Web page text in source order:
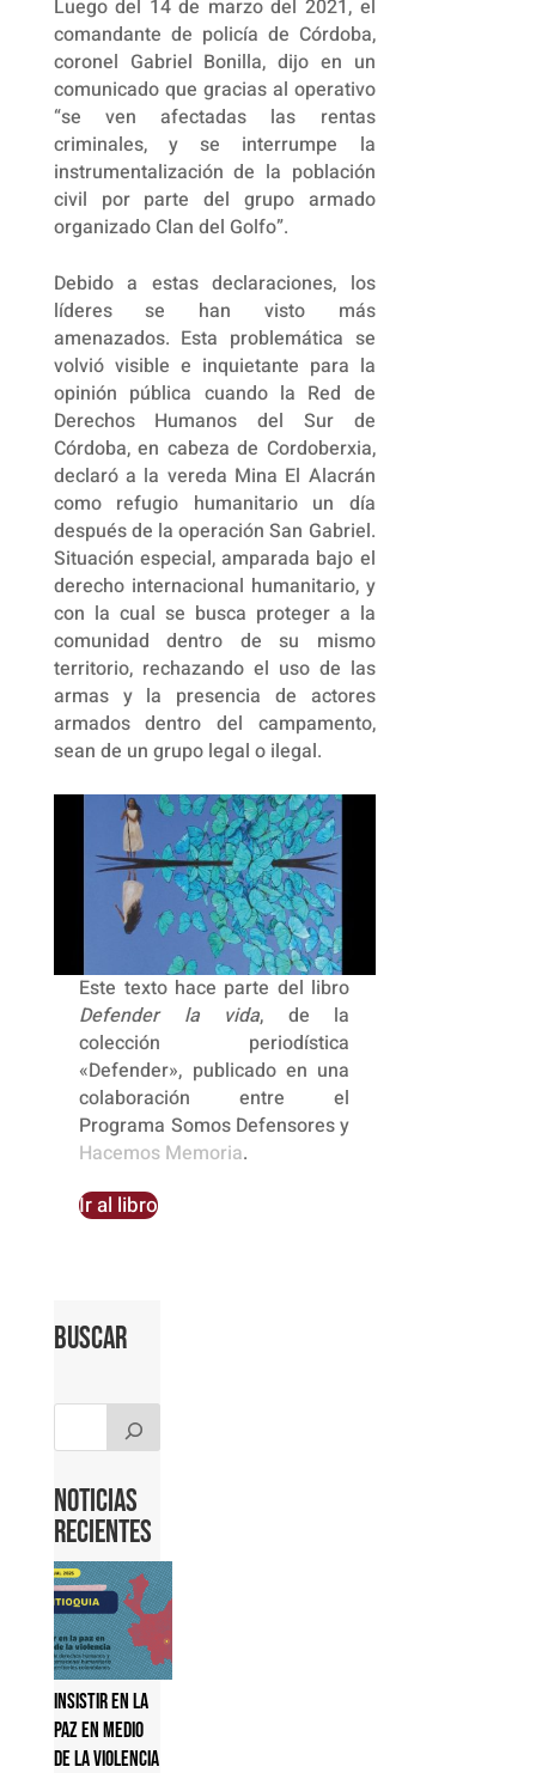
Luego del 14 de marzo del 2021, el
comandante de policía de Córdoba,
coronel Gabriel Bonilla, dijo en un
comunicado que gracias al operativo
“se ven afectadas las rentas
criminales, y se interrumpe la
instrumentalización de la población
civil por parte del grupo armado
organizado Clan del Golfo”.
Debido a estas declaraciones, los
líderes se han visto más
amenazados. Esta problemática se
volvió visible e inquietante para la
opinión pública cuando la Red de
Derechos Humanos del Sur de
Córdoba, en cabeza de Cordoberxia,
declaró a la vereda Mina El Alacrán
como refugio humanitario un día
después de la operación San Gabriel.
Situación especial, amparada bajo el
derecho internacional humanitario, y
con la cual se busca proteger a la
comunidad dentro de su mismo
territorio, rechazando el uso de las
armas y la presencia de actores
armados dentro del campamento,
sean de un grupo legal o ilegal.
Este texto hace parte del libro
Defender la vida, de la
colección periodística
«Defender», publicado en una
colaboración entre el
Programa Somos Defensores y
Hacemos Memoria.
Ir al libro
Buscar
Noticias
Recientes
Insistir en la
paz en medio
de la violencia